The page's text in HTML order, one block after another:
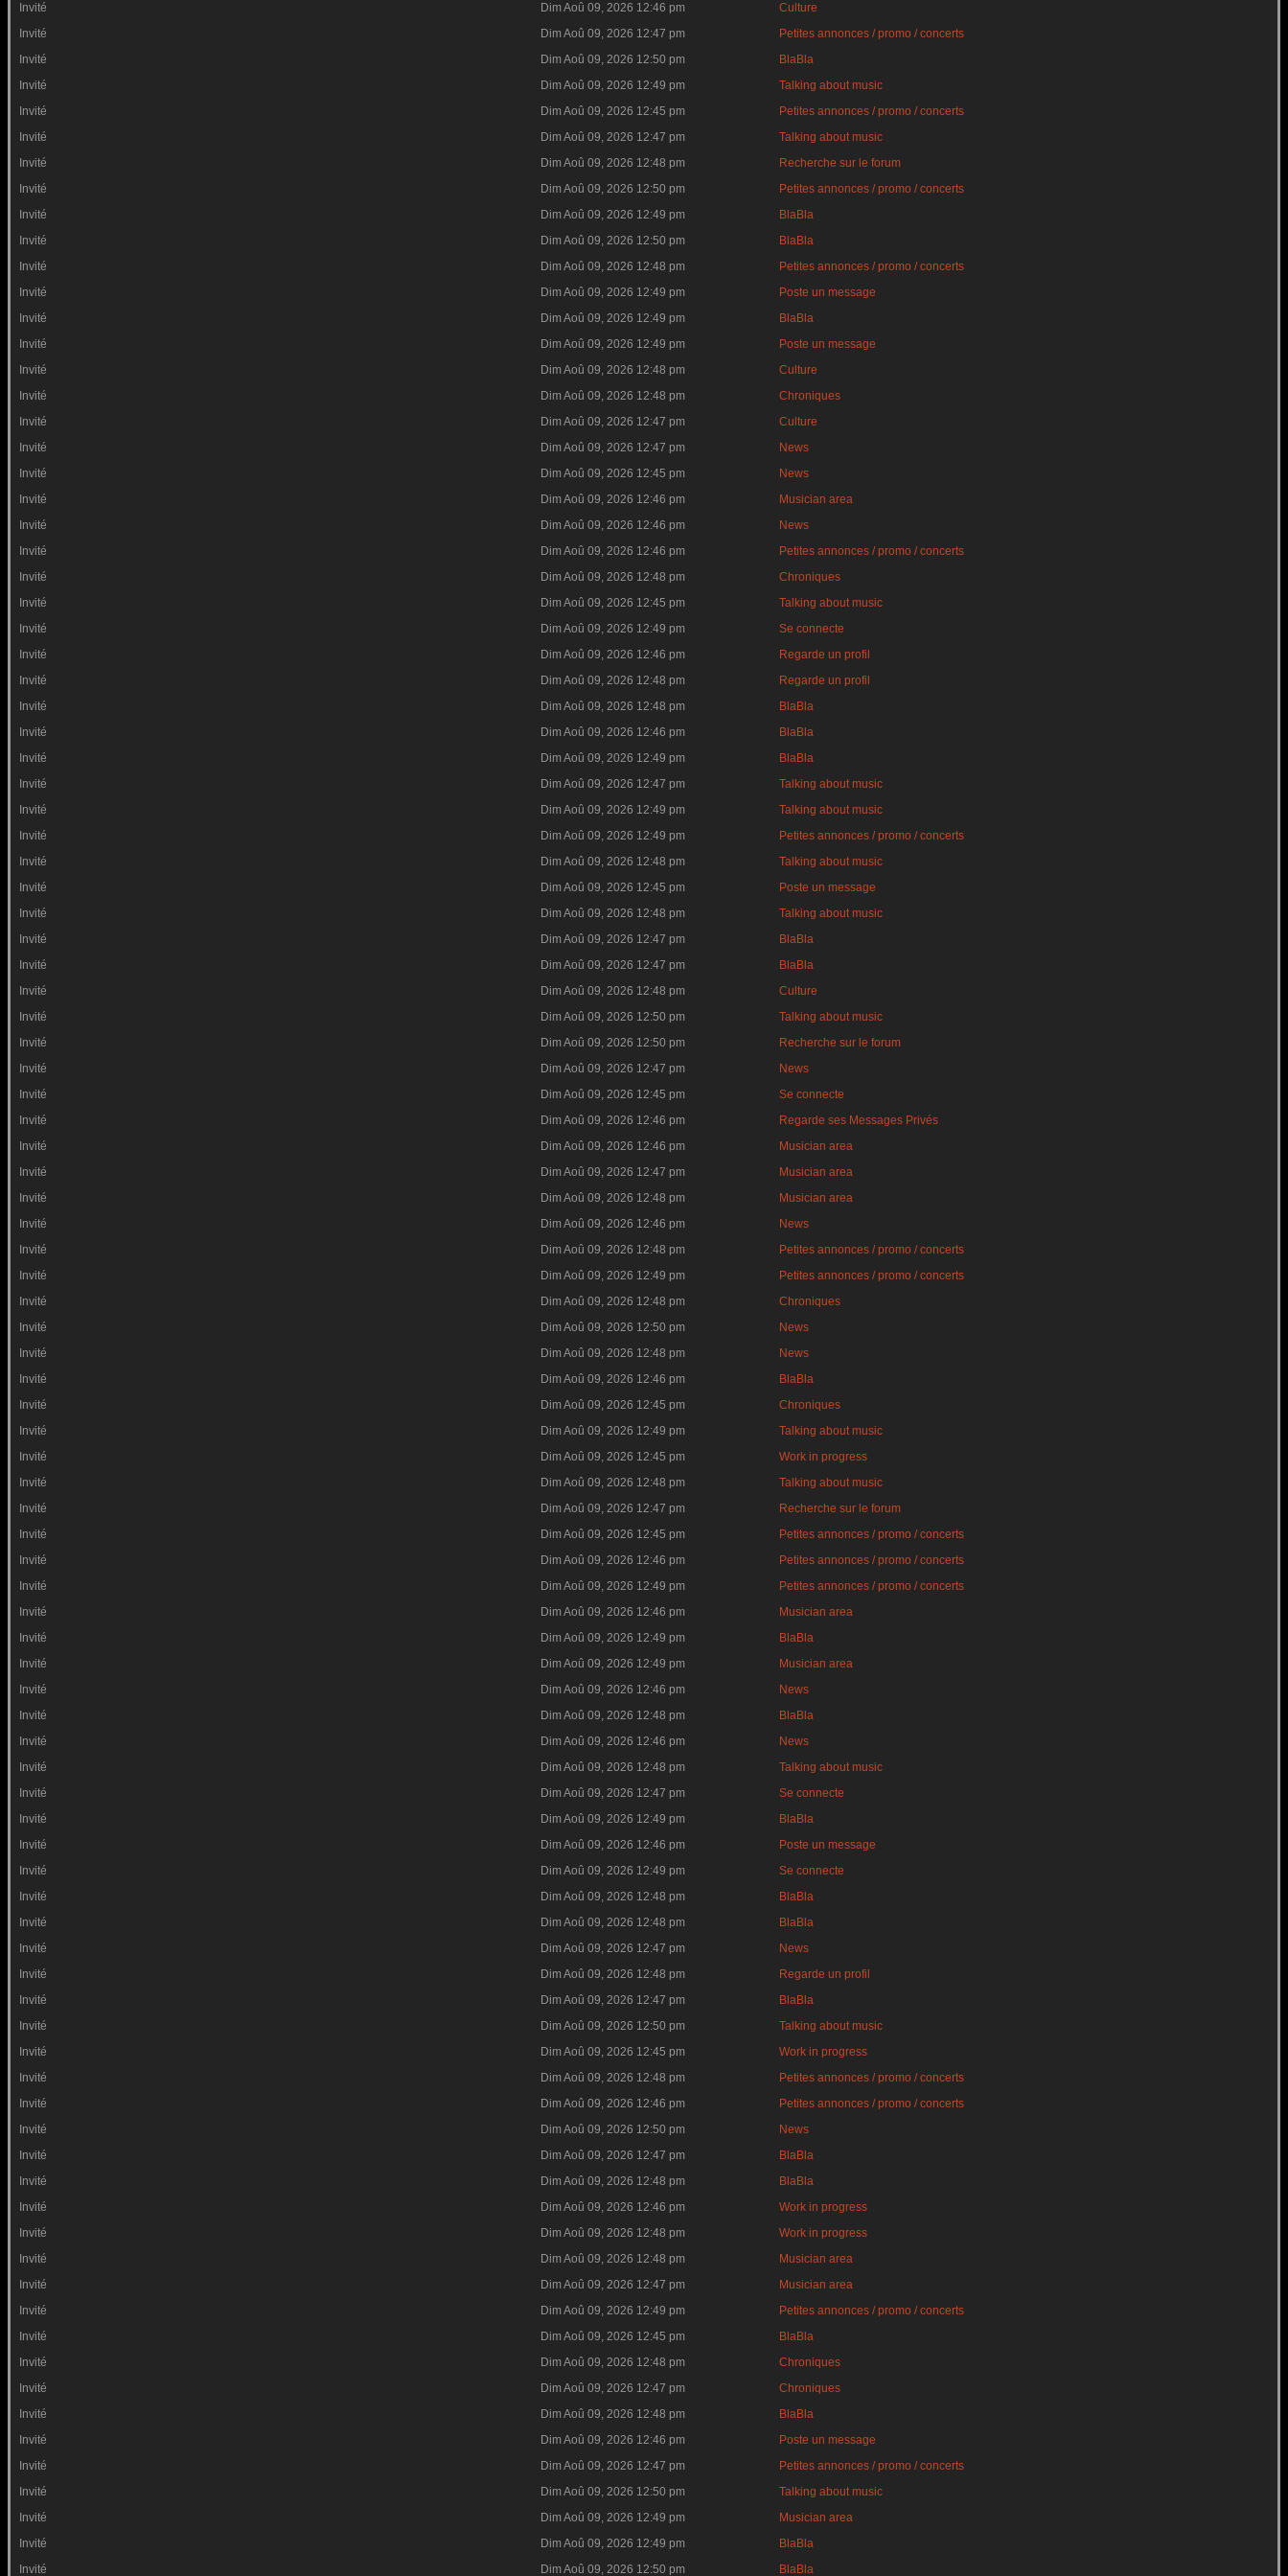
Invité
Dim Aoû 09, 2026 12:46 pm
Culture
Invité
Dim Aoû 09, 2026 12:47 pm
Petites annonces / promo / concerts
Invité
Dim Aoû 09, 2026 12:50 pm
BlaBla
Invité
Dim Aoû 09, 2026 12:49 pm
Talking about music
Invité
Dim Aoû 09, 2026 12:45 pm
Petites annonces / promo / concerts
Invité
Dim Aoû 09, 2026 12:47 pm
Talking about music
Invité
Dim Aoû 09, 2026 12:48 pm
Recherche sur le forum
Invité
Dim Aoû 09, 2026 12:50 pm
Petites annonces / promo / concerts
Invité
Dim Aoû 09, 2026 12:49 pm
BlaBla
Invité
Dim Aoû 09, 2026 12:50 pm
BlaBla
Invité
Dim Aoû 09, 2026 12:48 pm
Petites annonces / promo / concerts
Invité
Dim Aoû 09, 2026 12:49 pm
Poste un message
Invité
Dim Aoû 09, 2026 12:49 pm
BlaBla
Invité
Dim Aoû 09, 2026 12:49 pm
Poste un message
Invité
Dim Aoû 09, 2026 12:48 pm
Culture
Invité
Dim Aoû 09, 2026 12:48 pm
Chroniques
Invité
Dim Aoû 09, 2026 12:47 pm
Culture
Invité
Dim Aoû 09, 2026 12:47 pm
News
Invité
Dim Aoû 09, 2026 12:45 pm
News
Invité
Dim Aoû 09, 2026 12:46 pm
Musician area
Invité
Dim Aoû 09, 2026 12:46 pm
News
Invité
Dim Aoû 09, 2026 12:46 pm
Petites annonces / promo / concerts
Invité
Dim Aoû 09, 2026 12:48 pm
Chroniques
Invité
Dim Aoû 09, 2026 12:45 pm
Talking about music
Invité
Dim Aoû 09, 2026 12:49 pm
Se connecte
Invité
Dim Aoû 09, 2026 12:46 pm
Regarde un profil
Invité
Dim Aoû 09, 2026 12:48 pm
Regarde un profil
Invité
Dim Aoû 09, 2026 12:48 pm
BlaBla
Invité
Dim Aoû 09, 2026 12:46 pm
BlaBla
Invité
Dim Aoû 09, 2026 12:49 pm
BlaBla
Invité
Dim Aoû 09, 2026 12:47 pm
Talking about music
Invité
Dim Aoû 09, 2026 12:49 pm
Talking about music
Invité
Dim Aoû 09, 2026 12:49 pm
Petites annonces / promo / concerts
Invité
Dim Aoû 09, 2026 12:48 pm
Talking about music
Invité
Dim Aoû 09, 2026 12:45 pm
Poste un message
Invité
Dim Aoû 09, 2026 12:48 pm
Talking about music
Invité
Dim Aoû 09, 2026 12:47 pm
BlaBla
Invité
Dim Aoû 09, 2026 12:47 pm
BlaBla
Invité
Dim Aoû 09, 2026 12:48 pm
Culture
Invité
Dim Aoû 09, 2026 12:50 pm
Talking about music
Invité
Dim Aoû 09, 2026 12:50 pm
Recherche sur le forum
Invité
Dim Aoû 09, 2026 12:47 pm
News
Invité
Dim Aoû 09, 2026 12:45 pm
Se connecte
Invité
Dim Aoû 09, 2026 12:46 pm
Regarde ses Messages Privés
Invité
Dim Aoû 09, 2026 12:46 pm
Musician area
Invité
Dim Aoû 09, 2026 12:47 pm
Musician area
Invité
Dim Aoû 09, 2026 12:48 pm
Musician area
Invité
Dim Aoû 09, 2026 12:46 pm
News
Invité
Dim Aoû 09, 2026 12:48 pm
Petites annonces / promo / concerts
Invité
Dim Aoû 09, 2026 12:49 pm
Petites annonces / promo / concerts
Invité
Dim Aoû 09, 2026 12:48 pm
Chroniques
Invité
Dim Aoû 09, 2026 12:50 pm
News
Invité
Dim Aoû 09, 2026 12:48 pm
News
Invité
Dim Aoû 09, 2026 12:46 pm
BlaBla
Invité
Dim Aoû 09, 2026 12:45 pm
Chroniques
Invité
Dim Aoû 09, 2026 12:49 pm
Talking about music
Invité
Dim Aoû 09, 2026 12:45 pm
Work in progress
Invité
Dim Aoû 09, 2026 12:48 pm
Talking about music
Invité
Dim Aoû 09, 2026 12:47 pm
Recherche sur le forum
Invité
Dim Aoû 09, 2026 12:45 pm
Petites annonces / promo / concerts
Invité
Dim Aoû 09, 2026 12:46 pm
Petites annonces / promo / concerts
Invité
Dim Aoû 09, 2026 12:49 pm
Petites annonces / promo / concerts
Invité
Dim Aoû 09, 2026 12:46 pm
Musician area
Invité
Dim Aoû 09, 2026 12:49 pm
BlaBla
Invité
Dim Aoû 09, 2026 12:49 pm
Musician area
Invité
Dim Aoû 09, 2026 12:46 pm
News
Invité
Dim Aoû 09, 2026 12:48 pm
BlaBla
Invité
Dim Aoû 09, 2026 12:46 pm
News
Invité
Dim Aoû 09, 2026 12:48 pm
Talking about music
Invité
Dim Aoû 09, 2026 12:47 pm
Se connecte
Invité
Dim Aoû 09, 2026 12:49 pm
BlaBla
Invité
Dim Aoû 09, 2026 12:46 pm
Poste un message
Invité
Dim Aoû 09, 2026 12:49 pm
Se connecte
Invité
Dim Aoû 09, 2026 12:48 pm
BlaBla
Invité
Dim Aoû 09, 2026 12:48 pm
BlaBla
Invité
Dim Aoû 09, 2026 12:47 pm
News
Invité
Dim Aoû 09, 2026 12:48 pm
Regarde un profil
Invité
Dim Aoû 09, 2026 12:47 pm
BlaBla
Invité
Dim Aoû 09, 2026 12:50 pm
Talking about music
Invité
Dim Aoû 09, 2026 12:45 pm
Work in progress
Invité
Dim Aoû 09, 2026 12:48 pm
Petites annonces / promo / concerts
Invité
Dim Aoû 09, 2026 12:46 pm
Petites annonces / promo / concerts
Invité
Dim Aoû 09, 2026 12:50 pm
News
Invité
Dim Aoû 09, 2026 12:47 pm
BlaBla
Invité
Dim Aoû 09, 2026 12:48 pm
BlaBla
Invité
Dim Aoû 09, 2026 12:46 pm
Work in progress
Invité
Dim Aoû 09, 2026 12:48 pm
Work in progress
Invité
Dim Aoû 09, 2026 12:48 pm
Musician area
Invité
Dim Aoû 09, 2026 12:47 pm
Musician area
Invité
Dim Aoû 09, 2026 12:49 pm
Petites annonces / promo / concerts
Invité
Dim Aoû 09, 2026 12:45 pm
BlaBla
Invité
Dim Aoû 09, 2026 12:48 pm
Chroniques
Invité
Dim Aoû 09, 2026 12:47 pm
Chroniques
Invité
Dim Aoû 09, 2026 12:48 pm
BlaBla
Invité
Dim Aoû 09, 2026 12:46 pm
Poste un message
Invité
Dim Aoû 09, 2026 12:47 pm
Petites annonces / promo / concerts
Invité
Dim Aoû 09, 2026 12:50 pm
Talking about music
Invité
Dim Aoû 09, 2026 12:49 pm
Musician area
Invité
Dim Aoû 09, 2026 12:49 pm
BlaBla
Invité
Dim Aoû 09, 2026 12:50 pm BlaBla